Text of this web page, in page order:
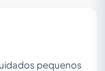
pequenos